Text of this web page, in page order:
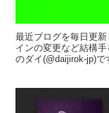
最近ブログを毎日更
インの変更など結構
のダイ(@daijirok-jp)で
ードプレスというブ